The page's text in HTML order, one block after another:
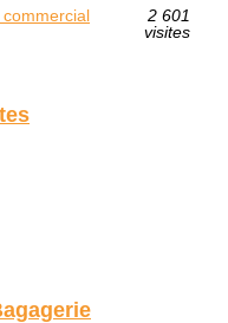
commercial
2 601
visites